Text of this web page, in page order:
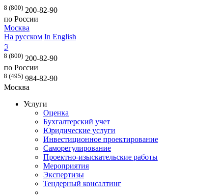
8 (800) 200-82-90
по России
Москва
На русском In English
ℑ
8 (800) 200-82-90
по России
8 (495) 984-82-90
Москва
Услуги
Оценка
Бухгалтерский учет
Юридические услуги
Инвестиционное проектирование
Саморегулирование
Проектно-изыскательские работы
Мероприятия
Экспертизы
Тендерный консалтинг